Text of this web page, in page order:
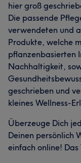
hier groß
Die passende
verwendeten und
Produkte, welche
pflanzenbasierten
Nachhaltigkeit,
geschrieben und
kleines Wellness-
Überzeuge Dich
Deinen persönlich
einfach online!